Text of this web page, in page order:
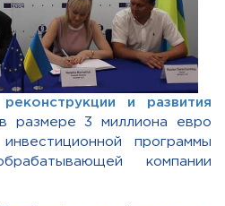
и развития
размере 3 миллиона евро
программы
компании